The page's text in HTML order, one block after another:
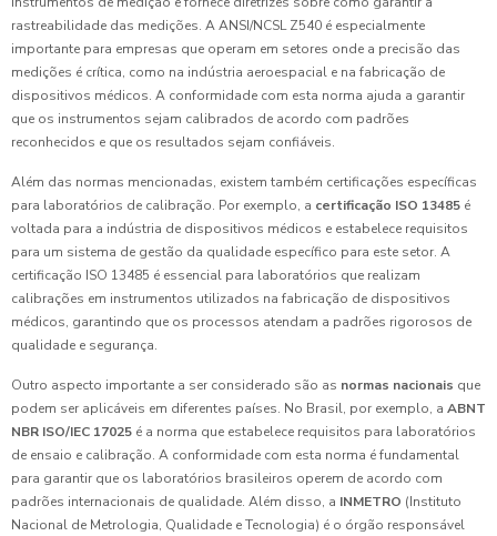
rastreabilidade das medições. A ANSI/NCSL Z540 é especialmente
importante para empresas que operam em setores onde a precisão das
medições é crítica, como na indústria aeroespacial e na fabricação de
dispositivos médicos. A conformidade com esta norma ajuda a garantir
que os instrumentos sejam calibrados de acordo com padrões
reconhecidos e que os resultados sejam confiáveis.
Além das normas mencionadas, existem também certificações específicas
para laboratórios de calibração. Por exemplo, a certificação ISO 13485 é
voltada para a indústria de dispositivos médicos e estabelece requisitos
para um sistema de gestão da qualidade específico para este setor. A
certificação ISO 13485 é essencial para laboratórios que realizam
calibrações em instrumentos utilizados na fabricação de dispositivos
médicos, garantindo que os processos atendam a padrões rigorosos de
qualidade e segurança.
Outro aspecto importante a ser considerado são as normas nacionais que
podem ser aplicáveis em diferentes países. No Brasil, por exemplo, a ABNT
NBR ISO/IEC 17025 é a norma que estabelece requisitos para laboratórios
de ensaio e calibração. A conformidade com esta norma é fundamental
para garantir que os laboratórios brasileiros operem de acordo com
padrões internacionais de qualidade. Além disso, a INMETRO (Instituto
Nacional de Metrologia, Qualidade e Tecnologia) é o órgão responsável